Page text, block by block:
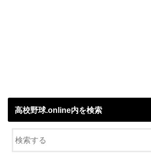
高校野球.online内を検索